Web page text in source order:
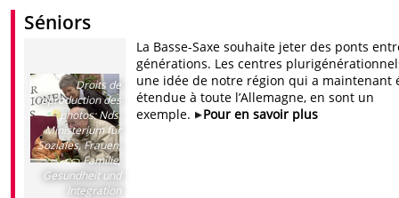
Séniors
Droits de
reproduction des
photos:Nds.
Ministerium für
Soziales, Frauen,
Familie,
Gesundheit und
Integration
La Basse-Saxe souhaite jeter des ponts
générations. Les centres
une idée de notre région qui a maintenant
étendue à toute l’Allemagne, en sont un
exemple.
Pour en savoir plus